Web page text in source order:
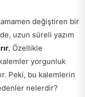
değiştiren bir
uzun süreli yazım
. Özellikle
yorgunluk
Peki, bu kalemlerin
nelerdir?